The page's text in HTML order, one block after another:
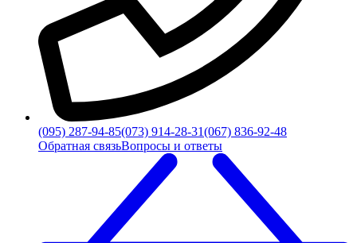
(095) 287-94-85(073) 914-28-31(067) 836-92-48
Обратная связьВопросы и ответы